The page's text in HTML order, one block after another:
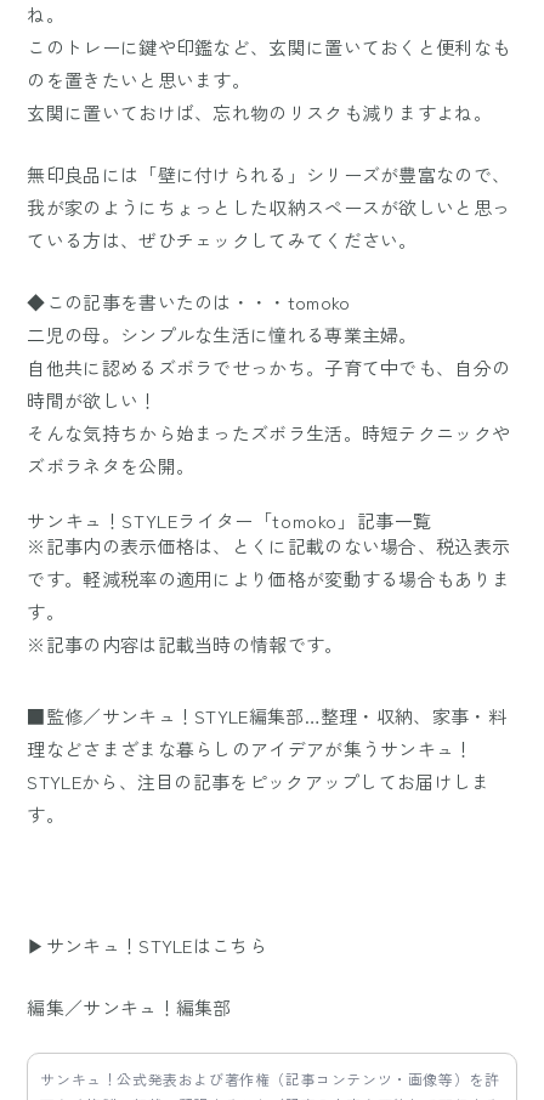
ね。
このトレーに鍵や印鑑など、玄関に置いておくと便利なも
のを置きたいと思います。
玄関に置いておけば、忘れ物のリスクも減りますよね。
無印良品には「壁に付けられる」シリーズが豊富なので、
我が家のようにちょっとした収納スペースが欲しいと思っ
ている方は、ぜひチェックしてみてください。
◆この記事を書いたのは・・・tomoko
二児の母。シンプルな生活に憧れる専業主婦。
自他共に認めるズボラでせっかち。子育て中でも、自分の
時間が欲しい！
そんな気持ちから始まったズボラ生活。時短テクニックや
ズボラネタを公開。
サンキュ！STYLEライター「tomoko」記事一覧
※記事内の表示価格は、とくに記載のない場合、税込表示
です。軽減税率の適用により価格が変動する場合もありま
す。
※記事の内容は記載当時の情報です。
■監修／サンキュ！STYLE編集部…整理・収納、家事・料
理などさまざまな暮らしのアイデアが集うサンキュ！
STYLEから、注目の記事をピックアップしてお届けしま
す。
▶サンキュ！STYLEはこちら
編集／サンキュ！編集部
サンキュ！公式発表および著作権（記事コンテンツ・画像等）を許